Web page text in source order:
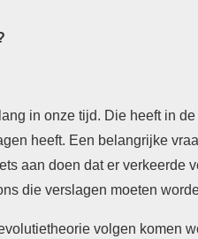
in onze tijd. Die heeft in
heeft. Een belangrijke
aan doen dat er verkeerde
die verslagen moeten
volgen komen